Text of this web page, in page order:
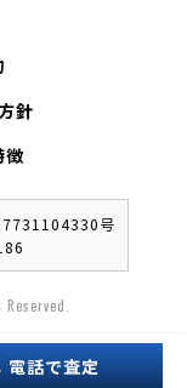
針
徴
号
電話で査定